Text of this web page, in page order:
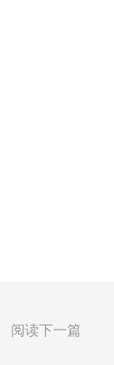
阅读下一篇